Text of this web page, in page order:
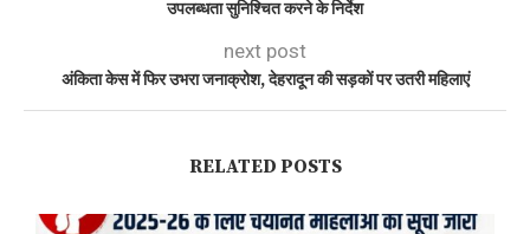
उपलब्धता सुनिश्चित करने के निर्देश
next post
अंकिता केस में फिर उभरा जनाक्रोश, देहरादून की सड़कों पर उतरी महिलाएं
RELATED POSTS